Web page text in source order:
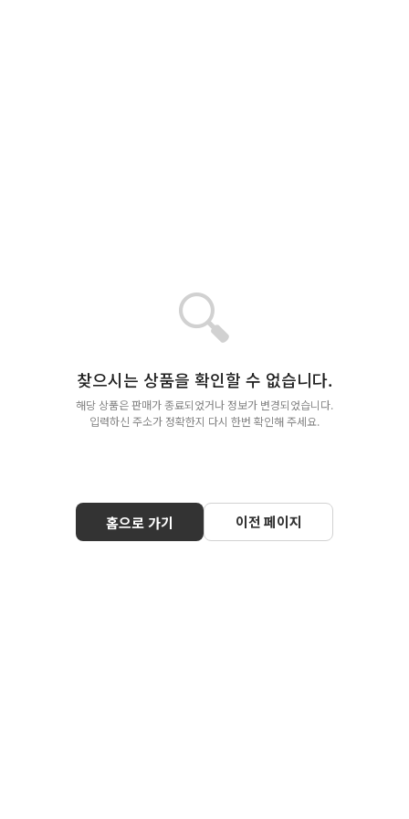
🔍
찾으시는 상품을 확인할 수 없습니다.
해당 상품은 판매가 종료되었거나 정보가 변경되었습니다.
입력하신 주소가 정확한지 다시 한번 확인해 주세요.
홈으로 가기 이전 페이지